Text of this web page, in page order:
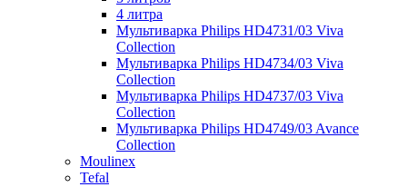
4 литра
Мультиварка Philips HD4731/03 Viva
Collection
Мультиварка Philips HD4734/03 Viva
Collection
Мультиварка Philips HD4737/03 Viva
Collection
Мультиварка Philips HD4749/03 Avance
Collection
Moulinex
Tefal